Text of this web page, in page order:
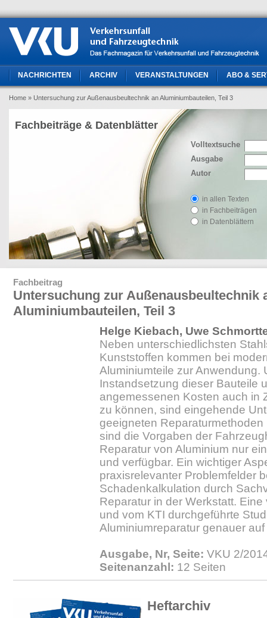
NACHRICHTEN ARCHIV VERANSTALTUNGEN ABO &
Home » Untersuchung zur Außenausbeultechnik an Aluminiumbauteilen, Teil 3
Volltextsuche
Ausgabe
Autor
in allen Texten
in Fachbeiträgen
in Datenblättern
Fachbeiträge & Datenblätter
Fachbeitrag
Untersuchung zur Außenausbeultechnik
Aluminiumbauteilen, Teil 3
Helge Kiebach, Uwe
Neben unterschiedlichsten
Kunststoffen kommen bei
Aluminiumteile zur Anwendung.
Instandsetzung dieser Bauteile
angemessenen Kosten auch in
zu können, sind eingehende
geeigneten
sind die Vorgaben der
Reparatur von Aluminium nur
und verfügbar. Ein wichtiger
praxisrelevanter Problemfelder
Schadenkalkulation durch
Reparatur in der Werkstatt.
und vom KTI durchgeführte
Aluminiumreparatur genauer
Ausgabe, Nr, Seite: VKU 2/
Seitenanzahl: 12 Seiten
Heftarchiv